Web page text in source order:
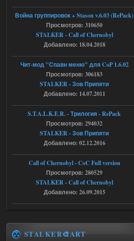
[error]Line : 75
[error]Description :
[CScriptEngine::lua_pcall_failed]: ... -
chernobyl\gamedata\scripts\xr_camper.sc
ript:510: attempt to index local 'manager'
(a nil value)
Вылет после захода в Припять.
05.08.2026
Скованные одной цепью
18:37
r4908778
с избавлением от баласта,
доходяга.
Путь во мгле + GUNSLINGER mod
Stalker-Mods-Clan-su
Доступно только для пользователей
Война группировок + Stason v.6.03 (RePack)
Просмотров: 310650
STALKER - Call of Chernobyl
Добавлено: 18.04.2018
Чит-мод "Спавн меню" для CoP 1.6.02
Просмотров: 306183
STALKER - Зов Припяти
Добавлено: 14.07.2011
S.T.A.L.K.E.R. - Трилогия - RePack
Просмотров: 294032
STALKER - Зов Припяти
Добавлено: 02.12.2016
Call of Chernobyl - CoC Full version
Просмотров: 280529
STALKER - Call of Chernobyl
Добавлено: 26.09.2015
STALKER🎨ART